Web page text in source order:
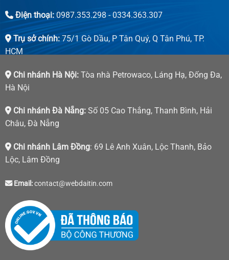
Điện thoại:0987.353.298 - 0334.363.307
Trụ sở chính:75/1 Gò Dầu, P Tân Quý, Q Tân Phú, TP.
HCM
Chi nhánh Hà Nội:Tòa nhà Petrowaco, Láng Hạ, Đống Đa,
Hà Nội
Chi nhánh Đà Nẵng:Số 05 Cao Thắng, Thanh Bình, Hải
Châu, Đà Nẵng
Chi nhánh Lâm Đồng: 69 Lê Anh Xuân, Lộc Thanh, Bảo
Lộc, Lâm Đồng
Email:contact@webdaitin.com